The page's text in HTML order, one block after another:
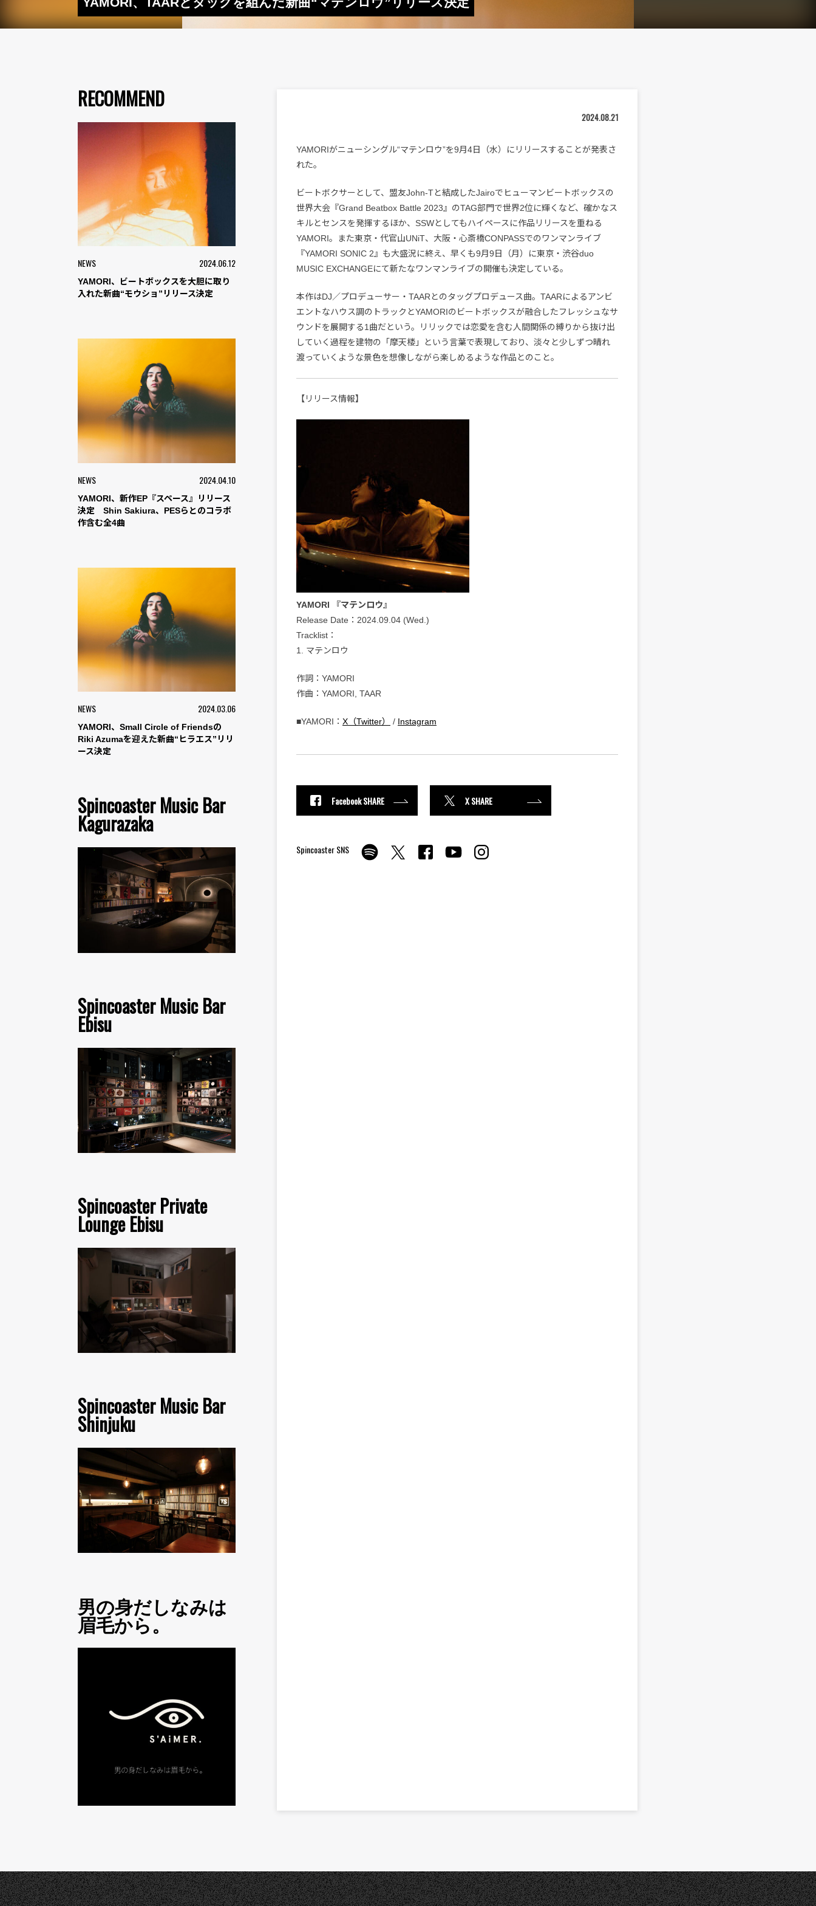
RECOMMEND
NEWS 2024.06.12
YAMORI、ビートボックスを大胆に取り
入れた新曲“モウショ”リリース決定
NEWS 2024.04.10
YAMORI、新作EP『スペース』リリース
決定 Shin Sakiura、PESらとのコラボ
作含む全4曲
NEWS 2024.03.06
YAMORI、Small Circle of Friendsの
Riki Azumaを迎えた新曲“ヒラエス”リリ
ース決定
Spincoaster Music Bar
Kagurazaka
Spincoaster Music Bar
Ebisu
Spincoaster Private
Lounge Ebisu
Spincoaster Music Bar
Shinjuku
男の身だしなみは
眉毛から。
2024.08.21
YAMORIがニューシングル“マテンロウ”を9月4日（水）にリリースすることが発表さ
れた。
ビートボクサーとして、盟友John-Tと結成したJairoでヒューマンビートボックスの
世界大会『Grand Beatbox Battle 2023』のTAG部門で世界2位に輝くなど、確かなス
キルとセンスを発揮するほか、SSWとしてもハイペースに作品リリースを重ねる
YAMORI。また東京・代官山UNiT、大阪・心斎橋CONPASSでのワンマンライブ
『YAMORI SONIC 2』も大盛況に終え、早くも9月9日（月）に東京・渋谷duo
MUSIC EXCHANGEにて新たなワンマンライブの開催も決定している。
本作はDJ／プロデューサー・TAARとのタッグプロデュース曲。TAARによるアンビ
エントなハウス調のトラックとYAMORIのビートボックスが融合したフレッシュなサ
ウンドを展開する1曲だという。リリックでは恋愛を含む人間関係の縛りから抜け出
していく過程を建物の「摩天楼」という言葉で表現しており、淡々と少しずつ晴れ
渡っていくような景色を想像しながら楽しめるような作品とのこと。
【リリース情報】
YAMORI 『マテンロウ』
Release Date：2024.09.04 (Wed.)
Tracklist：
1. マテンロウ
作詞：YAMORI
作曲：YAMORI, TAAR
■YAMORI： X（Twitter） / Instagram
Facebook SHARE X SHARE
Spincoaster SNS